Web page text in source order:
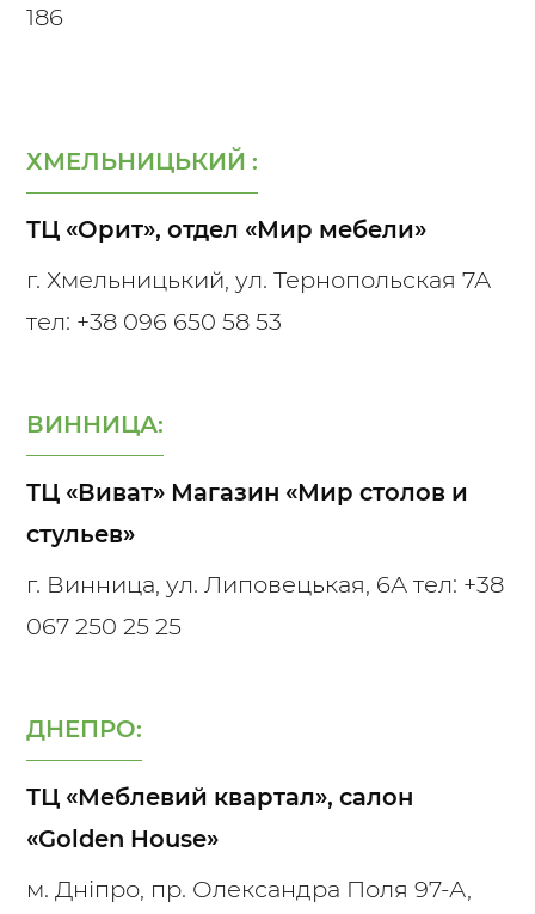
186
ХМЕЛЬНИЦЬКИЙ :
ТЦ «Орит», отдел «Мир мебели»
г. Хмельницький, ул. Тернопольская 7А
тел: +38 096 650 58 53
ВИННИЦА:
ТЦ «Виват» Магазин «Мир столов и
стульев»
г. Винница, ул. Липовецькая, 6А тел: +38
067 250 25 25
ДНЕПРО:
ТЦ «Меблевий квартал», салон
«Golden House»
м. Дніпро, пр. Олександра Поля 97-А,